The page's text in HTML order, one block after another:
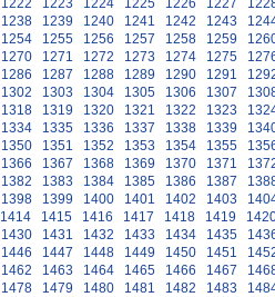
1222 1223 1224 1225 1226 1227
1238 1239 1240 1241 1242 1243
1254 1255 1256 1257 1258 1259
1270 1271 1272 1273 1274 1275
1286 1287 1288 1289 1290 1291
1302 1303 1304 1305 1306 1307
1318 1319 1320 1321 1322 1323
1334 1335 1336 1337 1338 1339
1350 1351 1352 1353 1354 1355
1366 1367 1368 1369 1370 1371
1382 1383 1384 1385 1386 1387
1398 1399 1400 1401 1402 1403
1414 1415 1416 1417 1418 1419
1430 1431 1432 1433 1434 1435
1446 1447 1448 1449 1450 1451
1462 1463 1464 1465 1466 1467
1478 1479 1480 1481 1482 1483